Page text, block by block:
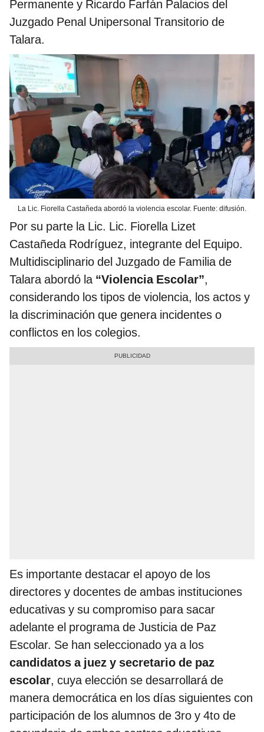
Permanente y Ricardo Farfán Palacios del
Juzgado Penal Unipersonal Transitorio de
Talara.
La Lic. Fiorella Castañeda abordó la violencia escolar. Fuente: difusión.
Por su parte la Lic. Lic. Fiorella Lizet
Castañeda Rodríguez, integrante del Equipo.
Multidisciplinario del Juzgado de Familia de
Talara abordó la “Violencia Escolar”,
considerando los tipos de violencia, los actos y
la discriminación que genera incidentes o
conflictos en los colegios.
Es importante destacar el apoyo de los
directores y docentes de ambas instituciones
educativas y su compromiso para sacar
adelante el programa de Justicia de Paz
Escolar. Se han seleccionado ya a los
candidatos a juez y secretario de paz
escolar, cuya elección se desarrollará de
manera democrática en los días siguientes con
participación de los alumnos de 3ro y 4to de